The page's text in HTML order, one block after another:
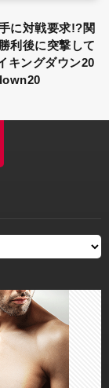
に対戦要求!?関
利後に突撃して
キングダウン20